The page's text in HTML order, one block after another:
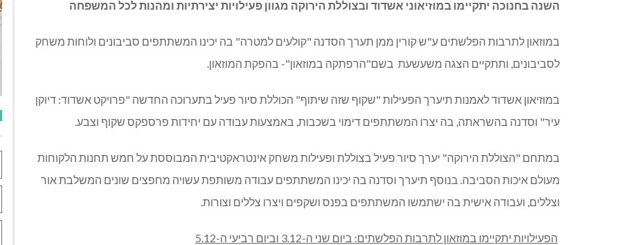
השנה בחנוכה יתקיימו במוזיאוני אשדוד ובצוללת הירוקה מגוון פעילויות יצירתיות ומהנות לכל המשפחה
במוזאון לתרבות הפלשתים ע"ש קורין ממן תערך הסדנה "קולעים למטרה" בה יכינו המשתתפים סביבונים ולוחות משחק
לסביבונים, ותתקיים הצגה משעשעת בשם"הרפתקה במוזאון"- בהפקת המוזאון.
במוזיאון אשדוד לאמנות תיערך הפעילות "שקוף שזה שיתוף" הכוללת סיור פעיל בתערוכה החדשה "פרויקט אשדוד: דיוקן
עיר" וסדנה בהשראתה, בה יצרו המשתתפים דימוי בשכבות, באמצעות עבודה עם יחידות פרספקס שקוף וצבע.
במתחם "הצוללת הירוקה" יערך סיור פעיל בצוללת ופעילות משחק אינטראקטיבית המבוססת על חמש תחנות הלקוחות
מעולם איכות הסביבה. בנוסף תיערך וסדנה בה יכינו המשתתפים עבודה משותפת עשויה מחפצים שונים המשלבת אור
וצללים, ועבודה אישית בה ישתמשו המשתתפים בפנס ושקפים ויצרו צללים וצורות.
הפעילויות יתקיימו במוזאון לתרבות הפלשתים: ביום שני ה-3.12 וביום רביעי ה-5.12